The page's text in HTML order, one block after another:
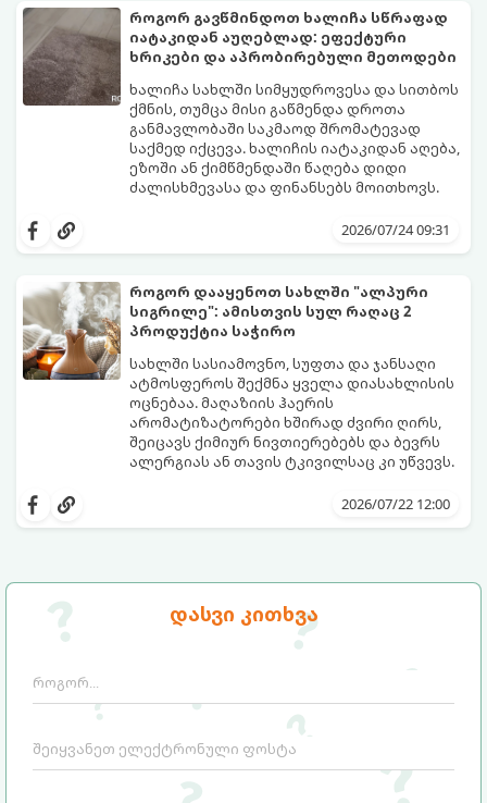
დასვი კითხვა
სასიამოვნო სიგრილე სპეციალური
ტექნიკის გარეშეც.
გთავაზობთ 10 საუკეთესო და
ხელმისაწვდომ მეთოდს:
როგორ გავწმინდოთ ხალიჩა სწრაფად
იატაკიდან აუღებლად: ეფექტური
ხრიკები და აპრობირებული მეთოდები
ხალიჩა სახლში სიმყუდროვესა და სითბოს
ქმნის, თუმცა მისი გაწმენდა დროთა
განმავლობაში საკმაოდ შრომატევად
საქმედ იქცევა. ხალიჩის იატაკიდან აღება,
ეზოში ან ქიმწმენდაში წაღება დიდი
ძალისხმევასა და ფინანსებს მოითხოვს.
ეფექტური, ბიუჯეტური და აპრობირებული
ლაქების ამოყვანასა და პირვანდელი
სიახლის დაბრუნებას.
2026/07/24 09:31
როგორ დააყენოთ სახლში "ალპური
სიგრილე": ამისთვის სულ რაღაც 2
პროდუქტია საჭირო
სახლში სასიამოვნო, სუფთა და ჯანსაღი
ატმოსფეროს შექმნა ყველა დიასახლისის
ოცნებაა. მაღაზიის ჰაერის
არომატიზატორები ხშირად ძვირი ღირს,
შეიცავს ქიმიურ ნივთიერებებს და ბევრს
ალერგიას ან თავის ტკივილსაც კი უწვევს.
სიგრილისა“ და სიახლის ეფექტის მიღწევა
ინგრედიენტი დაგჭირდებათ, რომლებიც
2026/07/22 12:00